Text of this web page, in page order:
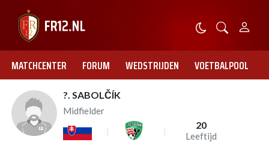
MATCHCENTER FORUM WEDSTRIJDEN VOETBALPOOL
?. SABOLČÍK
Midfielder
20
Leeftijd